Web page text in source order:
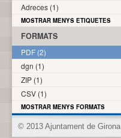
Adreces (1)
MOSTRAR MENYS ETIQUETES
FORMATS
PDF (2)
dgn (1)
ZIP (1)
CSV (1)
MOSTRAR MENYS FORMATS
© 2013 Ajuntament de Girona